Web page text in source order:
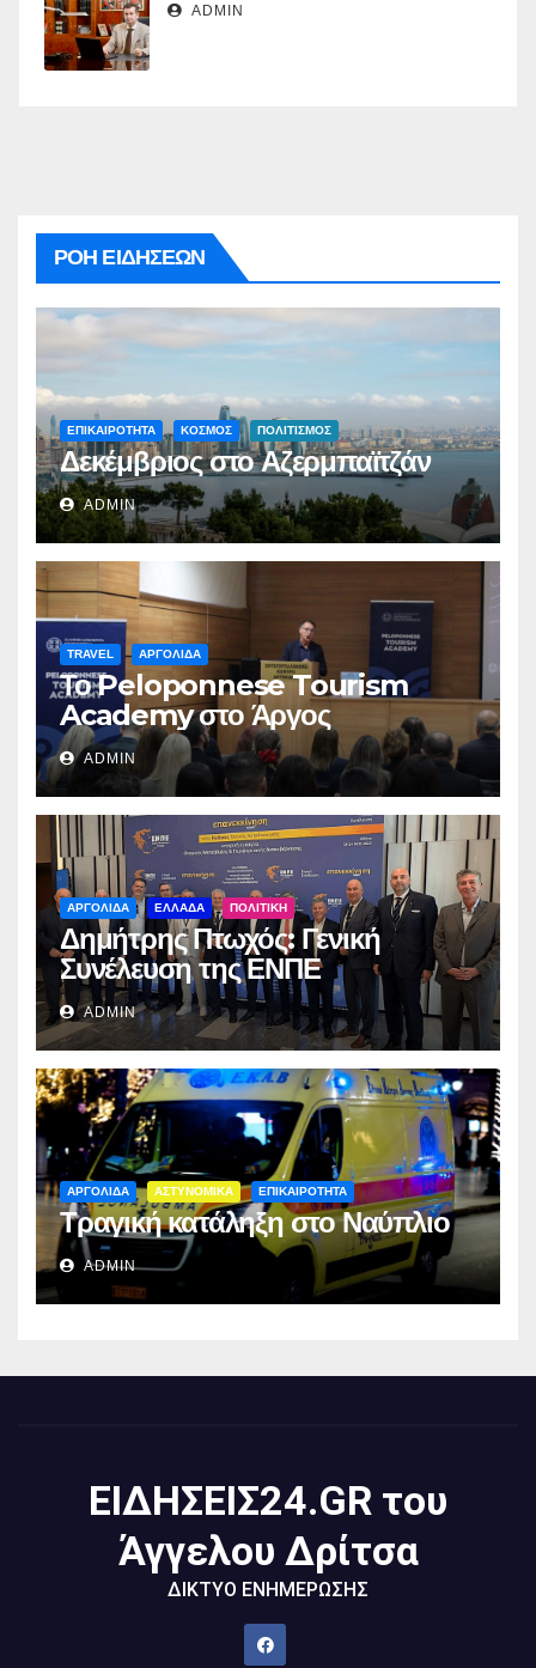
ADMIN
ΡΟΗ ΕΙΔΗΣΕΩΝ
ΕΠΙΚΑΙΡΟΤΗΤΑ ΚΟΣΜΟΣ ΠΟΛΙΤΙΣΜΟΣ
Δεκέμβριος στο Αζερμπαϊτζάν
ADMIN
TRAVEL ΑΡΓΟΛΙΔΑ
Το Peloponnese Tourism
Academy στο Άργος
ADMIN
ΑΡΓΟΛΙΔΑ ΕΛΛΑΔΑ ΠΟΛΙΤΙΚΗ
Δημήτρης Πτωχός: Γενική
Συνέλευση της ΕΝΠΕ
ADMIN
ΑΡΓΟΛΙΔΑ ΑΣΤΥΝΟΜΙΚΑ ΕΠΙΚΑΙΡΟΤΗΤΑ
Τραγική κατάληξη στο Ναύπλιο
ADMIN
ΕΙΔΗΣΕΙΣ24.GR του
Άγγελου Δρίτσα
ΔΙΚΤΥΟ ΕΝΗΜΕΡΩΣΗΣ